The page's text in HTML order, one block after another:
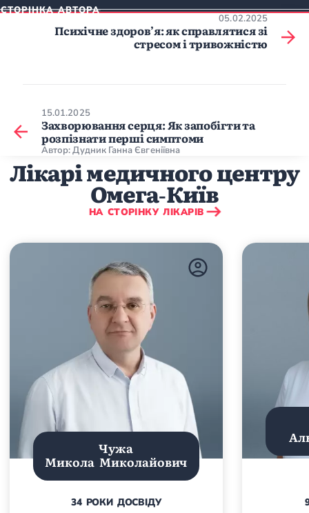
СТОРІНКА АВТОРА
15.01.2025
Захворювання серця: Як запобігти та
розпізнати перші симптоми
Автор: Дудник Ганна Євгеніївна
05.02.2025
Психічне здоров’я: як справлятися зі
стресом і тривожністю
Лікарі медичного центру
Омега‑Київ
НА СТОРІНКУ ЛІКАРІВ
Чужа
Микола Миколайович
34 РОКИ ДОСВІДУ